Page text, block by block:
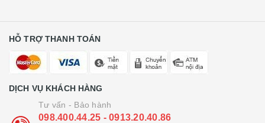
HỖ TRỢ THANH TOÁN
DỊCH VỤ KHÁCH HÀNG
Tư vấn - Bảo hành
098.400.44.25 - 0913.20.40.86